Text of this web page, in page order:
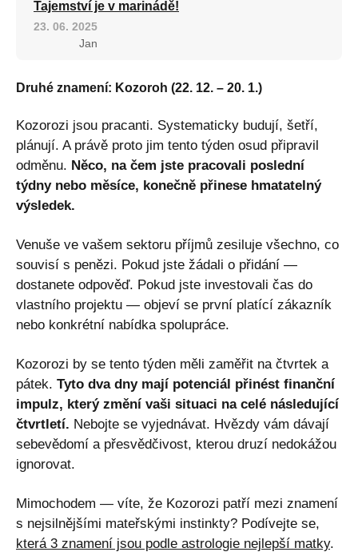
Tajemství je v marinádě!
23. 06. 2025
Jan
Druhé znamení: Kozoroh (22. 12. – 20. 1.)
Kozorozi jsou pracanti. Systematicky budují, šetří,
plánují. A právě proto jim tento týden osud připravil
odměnu. Něco, na čem jste pracovali poslední
týdny nebo měsíce, konečně přinese hmatatelný
výsledek.
Venuše ve vašem sektoru příjmů zesiluje všechno, co
souvisí s penězi. Pokud jste žádali o přidání —
dostanete odpověď. Pokud jste investovali čas do
vlastního projektu — objeví se první platící zákazník
nebo konkrétní nabídka spolupráce.
Kozorozi by se tento týden měli zaměřit na čtvrtek a
pátek. Tyto dva dny mají potenciál přinést finanční
impulz, který změní vaši situaci na celé následující
čtvrtletí. Nebojte se vyjednávat. Hvězdy vám dávají
sebevědomí a přesvědčivost, kterou druzí nedokážou
ignorovat.
Mimochodem — víte, že Kozorozi patří mezi znamení
s nejsilnějšími mateřskými instinkty? Podívejte se,
která 3 znamení jsou podle astrologie nejlepší matky.